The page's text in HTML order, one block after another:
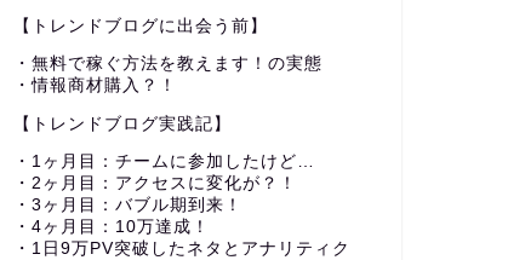
【トレンドブログに出会う前】
・無料で稼ぐ方法を教えます！の実態
・情報商材購入？！
【トレンドブログ実践記】
・1ヶ月目：チームに参加したけど…
・2ヶ月目：アクセスに変化が？！
・3ヶ月目：バブル期到来！
・4ヶ月目：10万達成！
・1日9万PV突破したネタとアナリティク